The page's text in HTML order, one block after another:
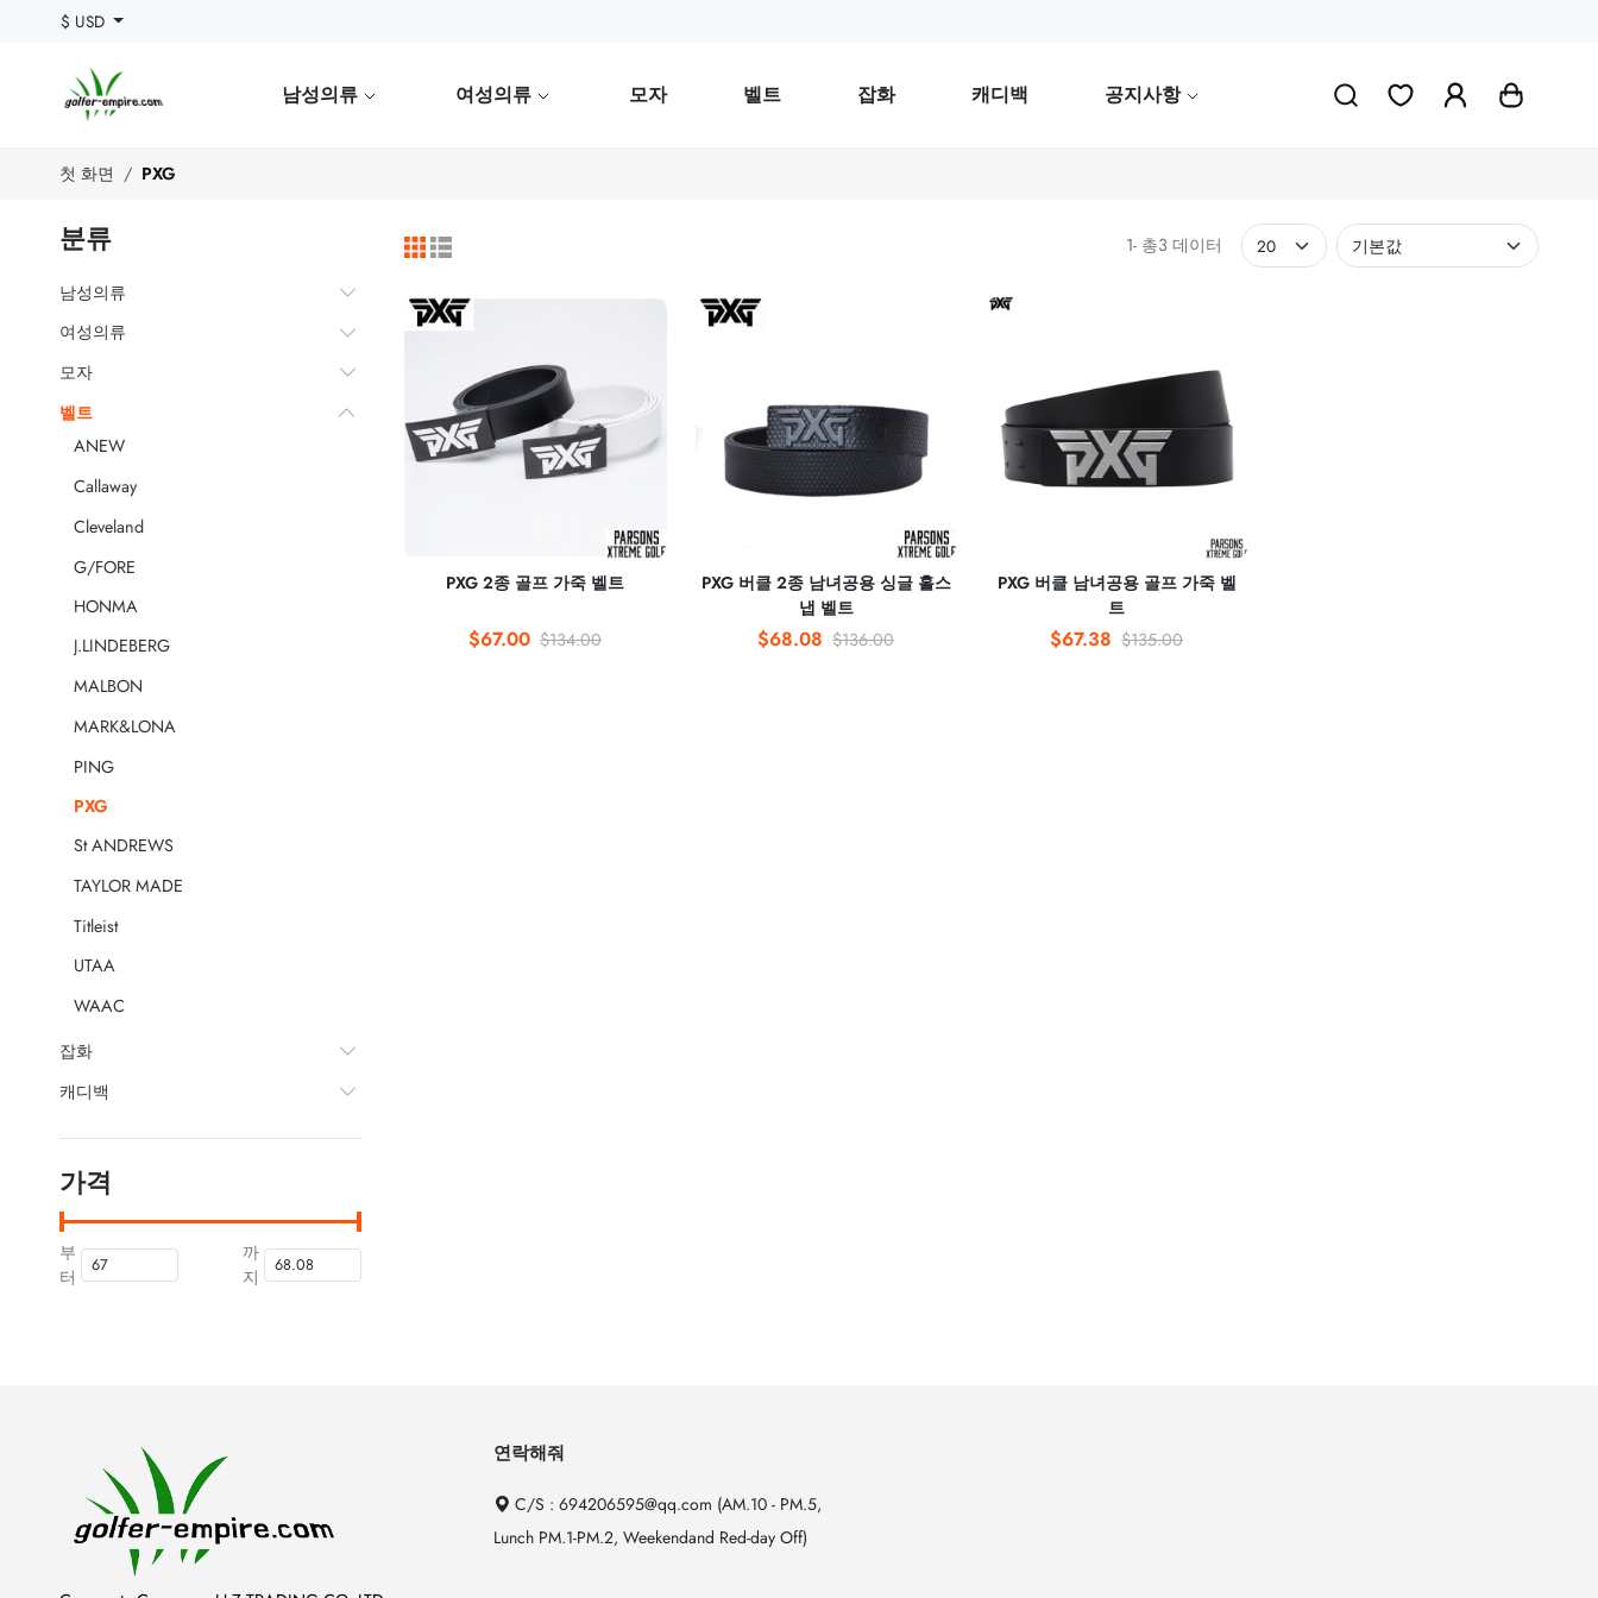
$ USD
남성의류 여성의류 모자 벨트 잡화 캐디백 공지사항
첫 화면 PXG
분류
남성의류
여성의류
모자
벨트
ANEW
Callaway
Cleveland
G/FORE
HONMA
J.LINDEBERG
MALBON
MARK&LONA
PING
PXG
St ANDREWS
TAYLOR MADE
Titleist
UTAA
WAAC
잡화
캐디백
가격
부
터
까
지
1- 총3 데이터
PXG 2종 골프 가죽 벨트
$67.00 $134.00
PXG 버클 2종 남녀공용 싱글 홀스
냅 벨트
$68.08 $136.00
PXG 버클 남녀공용 골프 가죽 벨
트
$67.38 $135.00
연락해줘
C/S : 694206595@qq.com (AM.10 - PM.5,
Lunch PM.1-PM.2, Weekendand Red-day Off)